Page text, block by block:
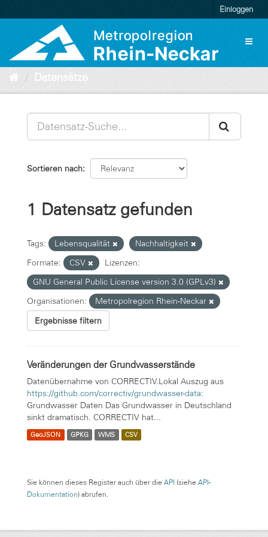
zum
Einloggen
Datensätze
Sortieren nach
1 Datensatz gefunden
Tags: Lebensqualität
Nachhaltigkeit
Formate:
CSV
Lizenzen:
GNU General Public License version 3.0 (GPLv3)
Organisationen:
Metropolregion Rhein-Neckar
Ergebnisse filtern
Veränderungen der Grundwasserstände
Datenübernahme von CORRECTIV.Lokal Auszug aus
https://github.com/correctiv/grundwasser-data:
Grundwasser Daten Das Grundwasser in Deutschland
sinkt dramatisch. CORRECTIV hat...
GeoJSON GPKG WMS CSV
Sie können dieses Register auch über die API (siehe API-
Dokumentation) abrufen.